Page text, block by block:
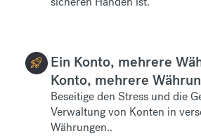
Ein Konto, mehrere
Konto, mehrere
Beseitige den Stress und die
Verwaltung von Konten in
Währungen..